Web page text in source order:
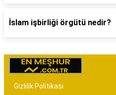
İslam işbirliği örgütü nedir?
Gizlilik Politikası